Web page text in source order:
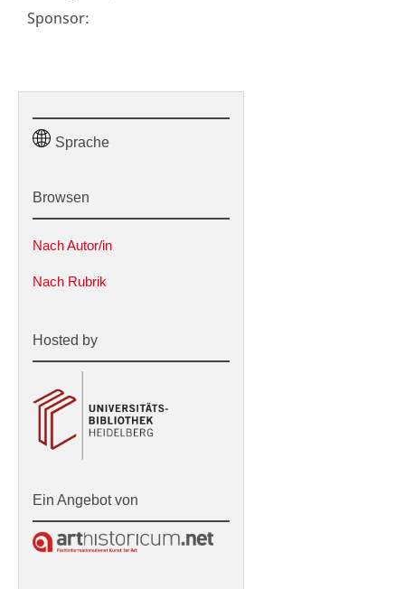
Sponsor:
Sprache
Browsen
Nach Autor/in
Nach Rubrik
Hosted by
Ein Angebot von